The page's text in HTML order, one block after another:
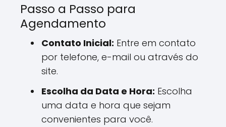
Passo a Passo para
Agendamento
Contato Inicial: Entre em contato
por telefone, e-mail ou através do
site.
Escolha da Data e Hora: Escolha
uma data e hora que sejam
convenientes para você.